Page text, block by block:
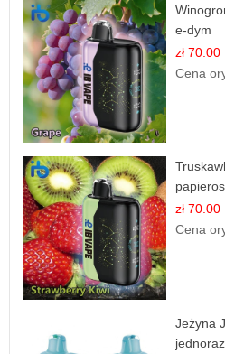
e-dym
zł 70.00
Cena
zł 70.00
Cena
Jeżyna